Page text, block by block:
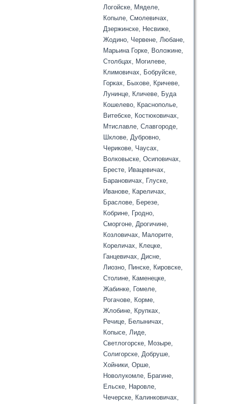
Логойске, Мяделе,
Копыле, Смолевичах,
Дзержинске, Несвиже,
Жодино, Червене, Любане,
Марьина Горке, Воложине,
Столбцах, Могилеве,
Климовичах, Бобруйске,
Горках, Быхове, Кричеве,
Лунинце, Кличеве, Буда
Кошелево, Краснополье,
Витебске, Костюковичах,
Мтиславле, Славгороде,
Шклове, Дубровно,
Черикове, Чаусах,
Волковыске, Осиповичах,
Бресте, Ивацевичах,
Барановичах, Глуске,
Иванове, Кареличах,
Браслове, Березе,
Кобрине, Гродно,
Сморгоне, Дрогичине,
Козловичах, Малорите,
Кореличах, Клецке,
Ганцевичах, Дисне,
Лиозно, Пинске, Кировске,
Столине, Каменецке,
Жабинке, Гомеле,
Рогачове, Корме,
Жлобине, Крупках,
Речице, Белыничах,
Копысе, Лиде,
Светлогорске, Мозыре,
Солигорске, Добруше,
Хойники, Орше,
Новолукомле, Брагине,
Ельске, Наровле,
Чечерске, Калинковичах,